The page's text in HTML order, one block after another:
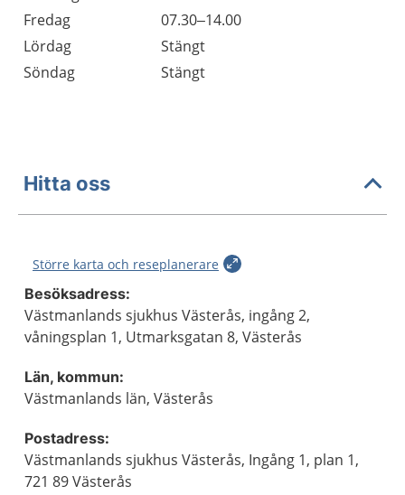
Fredag
07.30–14.00
Lördag
Stängt
Söndag
Stängt
Hitta oss
Större karta och reseplanerare
Besöksadress:
Västmanlands sjukhus Västerås, ingång 2,
våningsplan 1, Utmarksgatan 8, Västerås
Län, kommun:
Västmanlands län, Västerås
Postadress:
Västmanlands sjukhus Västerås, Ingång 1, plan 1,
721 89 Västerås